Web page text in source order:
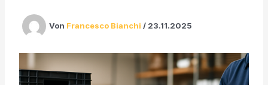
Von Francesco Bianchi/ 23.11.2025